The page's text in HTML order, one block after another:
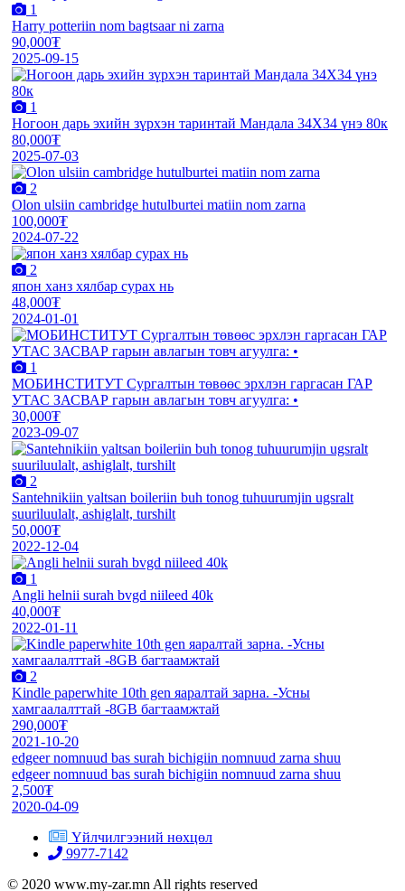
1
Harry potteriin nom bagtsaar ni zarna
90,000₮
2025-09-15
1
Ногоон дарь эхийн зүрхэн таринтай Мандала 34Х34 үнэ 80к
80,000₮
2025-07-03
2
Olon ulsiin cambridge hutulburtei matiin nom zarna
100,000₮
2024-07-22
2
япон ханз хялбар сурах нь
48,000₮
2024-01-01
1
МОБИНСТИТУТ Сургалтын төвөөс эрхлэн гаргасан ГАР
УТАС ЗАСВАР гарын авлагын товч агуулга: •
30,000₮
2023-09-07
2
Santehnikiin yaltsan boileriin buh tonog tuhuurumjin ugsralt
suuriluulalt, ashiglalt, turshilt
50,000₮
2022-12-04
1
Angli helnii surah bvgd niileed 40k
40,000₮
2022-01-11
2
Kindle paperwhite 10th gen яаралтай зарна. -Усны
хамгаалалттай -8GB багтаамжтай
290,000₮
2021-10-20
edgeer nomnuud bas surah bichigiin nomnuud zarna shuu
edgeer nomnuud bas surah bichigiin nomnuud zarna shuu
2,500₮
2020-04-09
Үйлчилгээний нөхцөл
9977-7142
© 2020 www.my-zar.mn All rights reserved